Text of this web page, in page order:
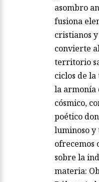
asombro
fusiona
cristianos
convierte
territorio
ciclos de
la armonía
cósmico,
poético
luminoso y
ofrecemos
sobre la
materia: